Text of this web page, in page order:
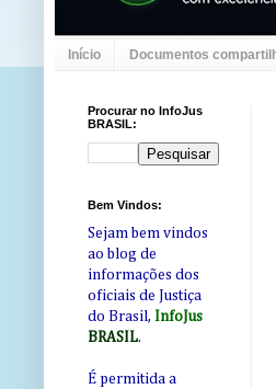
Início Documentos
Procurar no InfoJus
BRASIL:
Bem Vindos:
Sejam bem vindos
ao blog de
informações dos
oficiais de Justiça
do Brasil, InfoJus
BRASIL.
É permitida a